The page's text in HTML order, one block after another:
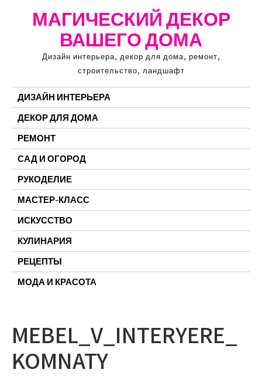
МАГИЧЕСКИЙ ДЕКОР
ВАШЕГО ДОМА
Дизайн интерьера, декор для дома, ремонт,
строительство, ландшафт
ДИЗАЙН ИНТЕРЬЕРА
ДЕКОР ДЛЯ ДОМА
РЕМОНТ
САД И ОГОРОД
РУКОДЕЛИЕ
МАСТЕР-КЛАСС
ИСКУССТВО
КУЛИНАРИЯ
РЕЦЕПТЫ
МОДА И КРАСОТА
MEBEL_V_INTERYERE_
KOMNATY